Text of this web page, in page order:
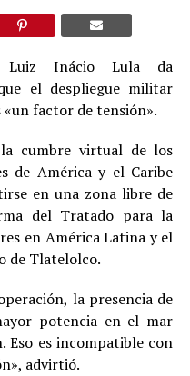
Luiz Inácio Lula da
el despliegue militar
«un factor de tensión».
cumbre virtual de los
de América y el Caribe
en una zona libre de
del Tratado para la
en América Latina y el
de Tlatelolco.
la presencia de
potencia en el mar
Eso es incompatible con
advirtió.